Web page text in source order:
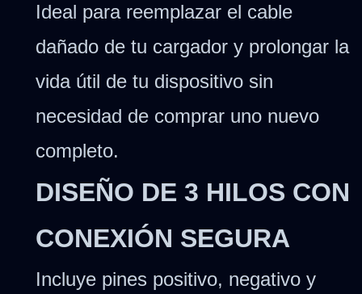
Ideal para reemplazar el cable
dañado de tu cargador y prolongar la
vida útil de tu dispositivo sin
necesidad de comprar uno nuevo
completo.
DISEÑO DE 3 HILOS CON
CONEXIÓN SEGURA
Incluye pines positivo, negativo y